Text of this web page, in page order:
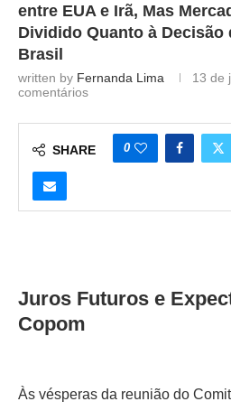
entre EUA e Irã, Mas
Dividido Quanto à Decisão
Brasil
written by Fernanda Lima 13 de
comentários
SHARE 0
Juros Futuros e
Copom
Às vésperas da reunião do